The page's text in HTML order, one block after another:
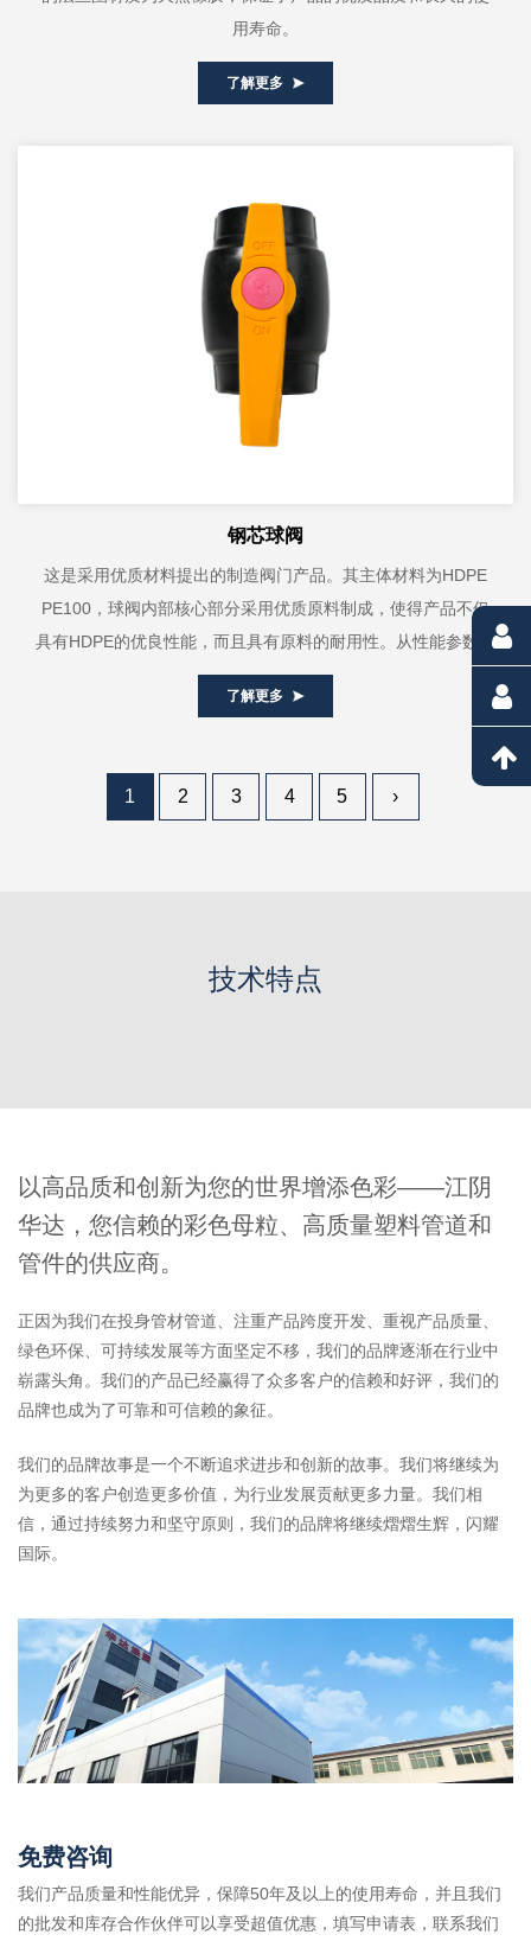
用寿命。
了解更多
钢芯球阀
这是采用优质材料提出的制造阀门产品。其主体材料为HDPE
PE100，球阀内部核心部分采用优质原料制成，使得产品不仅
具有HDPE的优良性能，而且具有原料的耐用性。从性能参数来
看，这款HDPE钢芯...
了解更多
1 2 3 4 5 ›
技术特点
以高品质和创新为您的世界增添色彩——江阴
华达，您信赖的彩色母粒、高质量塑料管道和
管件的供应商。
正因为我们在投身管材管道、注重产品跨度开发、重视产品质量、
绿色环保、可持续发展等方面坚定不移，我们的品牌逐渐在行业中
崭露头角。我们的产品已经赢得了众多客户的信赖和好评，我们的
品牌也成为了可靠和可信赖的象征。
我们的品牌故事是一个不断追求进步和创新的故事。我们将继续为
为更多的客户创造更多价值，为行业发展贡献更多力量。我们相
信，通过持续努力和坚守原则，我们的品牌将继续熠熠生辉，闪耀
国际。
免费咨询
我们产品质量和性能优异，保障50年及以上的使用寿命，并且我们
的批发和库存合作伙伴可以享受超值优惠，填写申请表，联系我们